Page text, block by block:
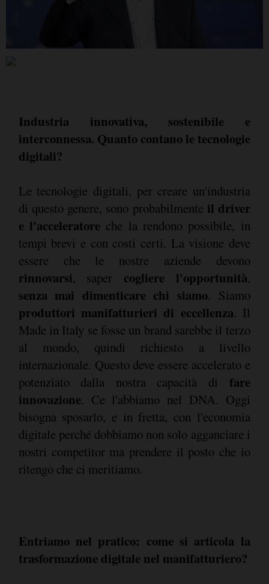
Industria innovativa, sostenibile e
interconnessa. Quanto contano le tecnologie
digitali?
Le tecnologie digitali, per creare un'industria
di questo genere, sono probabilmente il driver
e l'acceleratore che la rendono possibile, in
tempi brevi e con costi certi. La visione deve
essere che le nostre aziende devono
rinnovarsi, saper cogliere l'opportunità,
senza mai dimenticare chi siamo. Siamo
produttori manifatturieri di eccellenza. Il
Made in Italy se fosse un brand sarebbe il terzo
al mondo, quindi richiesto a livello
internazionale. Questo deve essere accelerato e
potenziato dalla nostra capacità di fare
innovazione. Ce l'abbiamo nel DNA. Oggi
bisogna sposarlo, e in fretta, con l'economia
digitale perché dobbiamo non solo agganciare i
nostri competitor ma prendere il posto che io
ritengo che ci meritiamo.
Entriamo nel pratico: come si articola la
trasformazione digitale nel manifatturiero?